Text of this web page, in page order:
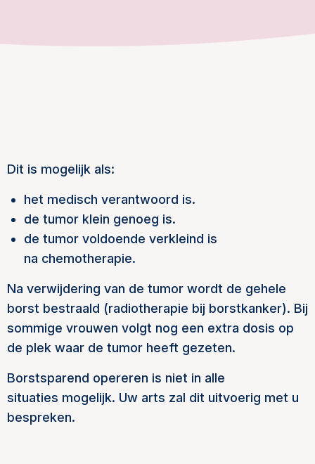
Dit is mogelijk als:
het medisch verantwoord is.
de tumor klein genoeg is.
de tumor voldoende verkleind is
na chemotherapie.
Na verwijdering van de tumor wordt de gehele
borst bestraald (radiotherapie bij borstkanker). Bij
sommige vrouwen volgt nog een extra dosis op
de plek waar de tumor heeft gezeten.
Borstsparend opereren is niet in alle
situaties mogelijk. Uw arts zal dit uitvoerig met u
bespreken.